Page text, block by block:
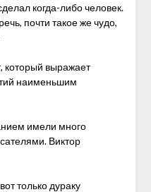
когда-либо человек.
почти такое же чудо,
который выражает
наименьшим
имели много
Виктор
только дураку